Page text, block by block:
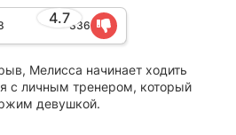
4.7336
Мелисса начинает ходить
с личным тренером, который
девушкой.